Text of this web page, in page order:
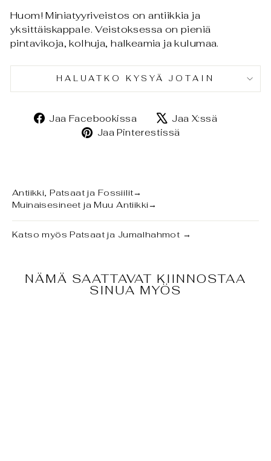
Huom! Miniatyyriveistos on antiikkia ja
yksittäiskappale. Veistoksessa on pieniä
pintavikoja, kolhuja, halkeamia ja kulumaa.
HALUATKO KYSYÄ JOTAIN
Jaa Facebookissa
Jaa
Facebookissa
Jaa X:ssä
Jaa Pinterestissä
Antiikki, Patsaat ja Fossiilit→
Muinaisesineet ja Muu Antiikki→
Katso myös Patsaat ja Jumalhahmot →
NÄMÄ SAATTAVAT KIINNOSTAA
SINUA MYÖS